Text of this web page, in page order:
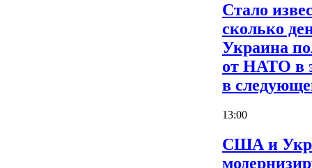
Стало
сколько
Украина
от НАТО в
в
13:00
США и